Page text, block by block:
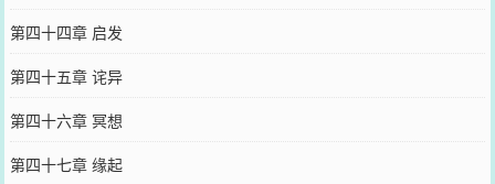
第四十四章 启发
第四十五章 诧异
第四十六章 冥想
第四十七章 缘起